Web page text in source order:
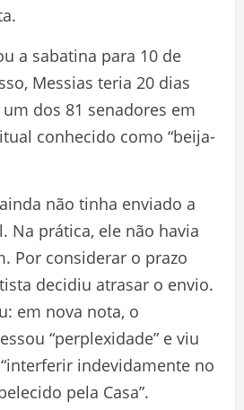
a sabatina para 10 de
Messias teria 20 dias
dos 81 senadores em
conhecido como “beija-
não tinha enviado a
Na prática, ele não havia
Por considerar o prazo
decidiu atrasar o envio.
em nova nota, o
“perplexidade” e viu
indevidamente no
pela Casa”.